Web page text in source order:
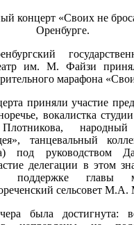
концерт «Своих не
Оренбурге.
им. М. Файзи
марафона
приняли участие
вокалистка
народный
танцевальный
под руководством
делегации в этом
поддержке главы
сельсовет
была достигнута: